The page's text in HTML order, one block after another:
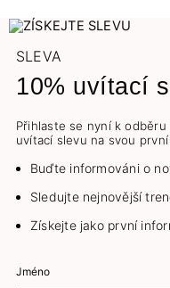
SLEVA
10% uvítací
Přihlaste se nyní k
uvítací slevu na svou
Buďte informováni o
Sledujte nejnovější
Získejte jako první